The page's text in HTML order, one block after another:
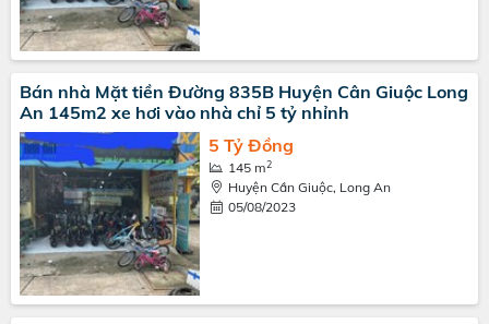
Bán nhà Mặt tiền Đường 835B Huyện Cân Giuộc Long
An 145m2 xe hơi vào nhà chỉ 5 tỷ nhỉnh
5 Tỷ Đồng
145 m2
Huyện Cần Giuộc, Long An
05/08/2023